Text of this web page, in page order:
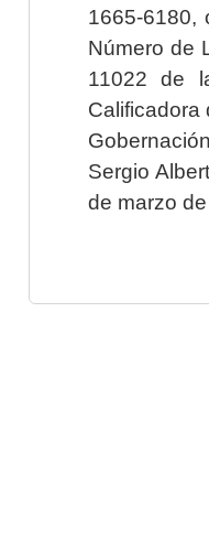
1665-6180,
Número de
11022 de
Calificadora
Sergio
de marzo